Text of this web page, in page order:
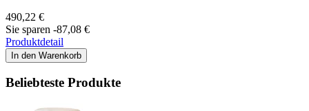
490,22 €
Sie sparen -87,08 €
Produktdetail
In den Warenkorb
Beliebteste Produkte